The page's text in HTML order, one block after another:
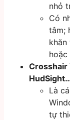
nhỏ
Có
tâm;
hoặc
Crosshair
Là
tự